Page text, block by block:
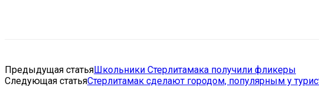
Предыдущая статьяШкольники Стерлитамака получили фликеры
Следующая статьяСтерлитамак сделают городом, популярным у